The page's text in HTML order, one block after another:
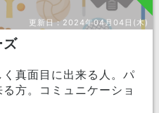
更新日：2024年04月04日(木)
ズ
真面目に出来る人。パ
方。コミュニケーショ